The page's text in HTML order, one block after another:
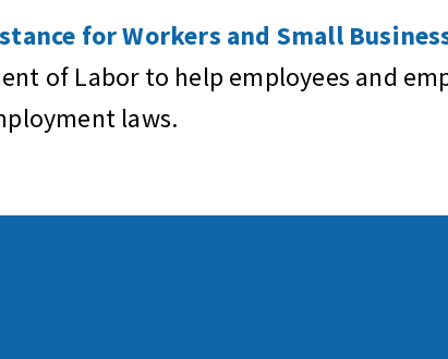
for Workers and Small
of Labor to help employees and
laws.